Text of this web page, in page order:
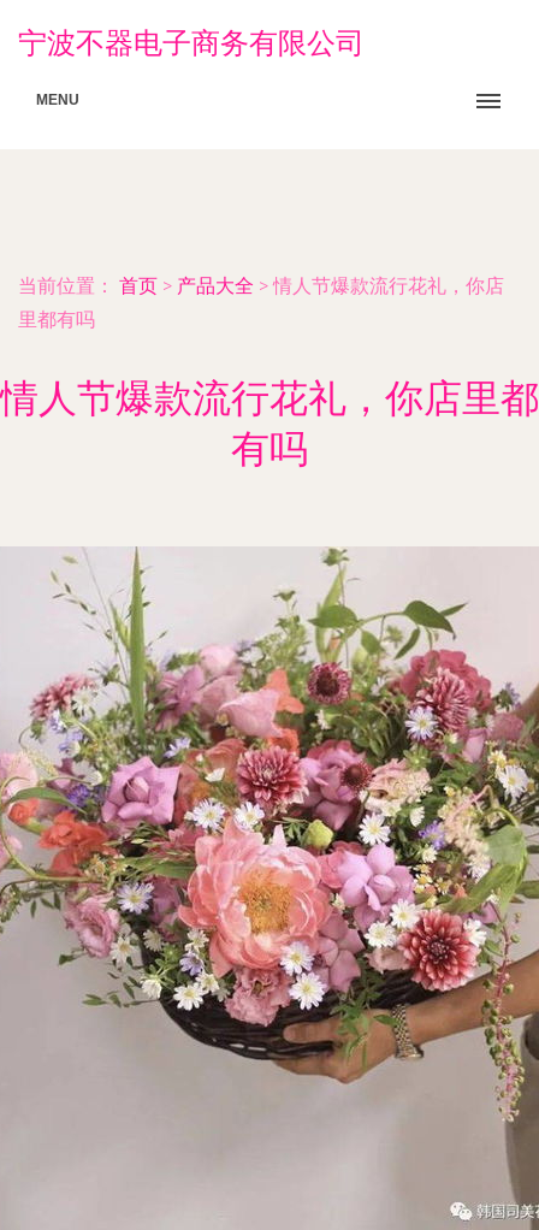
宁波不器电子商务有限公司
MENU
当前位置： 首页 > 产品大全 > 情人节爆款流行花礼，你店
里都有吗
情人节爆款流行花礼，你店里都
有吗